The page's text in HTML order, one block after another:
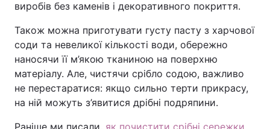
виробів без каменів і декоративного покриття.
Також можна приготувати густу пасту з харчової
соди та невеликої кількості води, обережно
наносячи її м’якою тканиною на поверхню
матеріалу. Але, чистячи срібло содою, важливо
не перестаратися: якщо сильно терти прикрасу,
на ній можуть з’явитися дрібні подряпини.
Раніше ми писали, як почистити срібні сережки